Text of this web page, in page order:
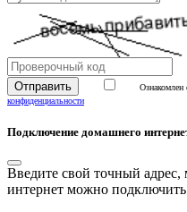
Ознакомлен
конфиденциальности
Подключение домашнего
Введите свой точный адрес,
интернет можно